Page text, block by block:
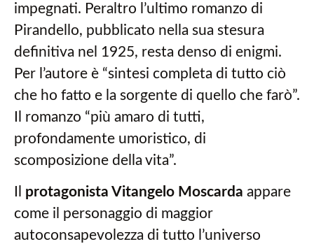
impegnati. Peraltro l’ultimo romanzo di
Pirandello, pubblicato nella sua stesura
definitiva nel 1925, resta denso di enigmi.
Per l’autore è “sintesi completa di tutto ciò
che ho fatto e la sorgente di quello che farò”.
Il romanzo “più amaro di tutti,
profondamente umoristico, di
scomposizione della vita”.
protagonista Vitangelo Moscarda appare
come il personaggio di maggior
autoconsapevolezza di tutto l’universo